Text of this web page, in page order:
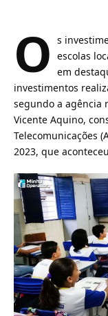
O s
escolas
em
investimentos
segundo a agência
Vicente Aquino,
Telecomunicações
2023, que